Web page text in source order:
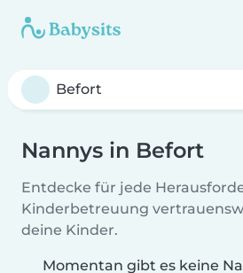
Nannys in Befort
Entdecke für jede
Kinderbetreuung
deine Kinder.
Momentan gibt es keine